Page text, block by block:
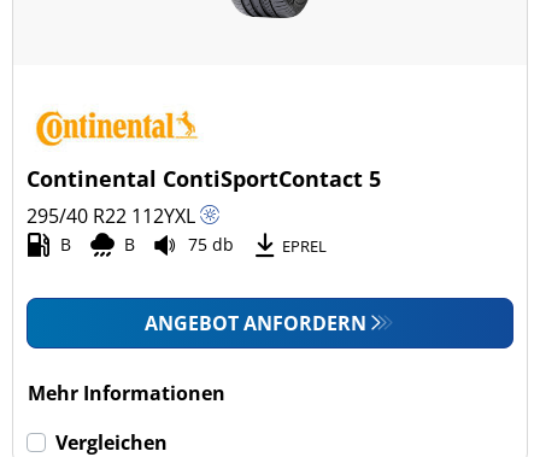
Continental ContiSportContact 5
295/40 R22 112YXL
B B 75 db EPREL
ANGEBOT ANFORDERN
Mehr Informationen
Vergleichen